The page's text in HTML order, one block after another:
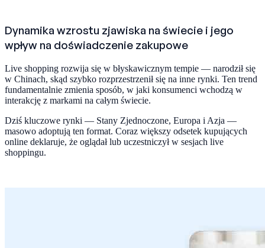
Dynamika wzrostu zjawiska na świecie i jego
wpływ na doświadczenie zakupowe
Live shopping rozwija się w błyskawicznym tempie — narodził się
w Chinach, skąd szybko rozprzestrzenił się na inne rynki. Ten trend
fundamentalnie zmienia sposób, w jaki konsumenci wchodzą w
interakcję z markami na całym świecie.
Dziś kluczowe rynki — Stany Zjednoczone, Europa i Azja —
masowo adoptują ten format. Coraz większy odsetek kupujących
online deklaruje, że oglądał lub uczestniczył w sesjach live
shoppingu.